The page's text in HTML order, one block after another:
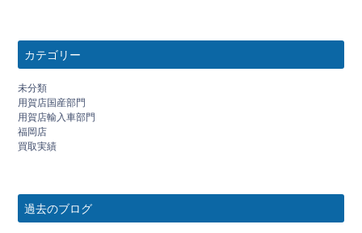
カテゴリー
未分類
用賀店国産部門
用賀店輸入車部門
福岡店
買取実績
過去のブログ